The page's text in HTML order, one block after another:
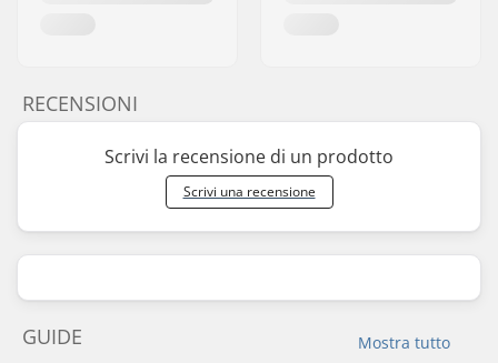
RECENSIONI
Scrivi la recensione di un prodotto
Scrivi una recensione
Mostra tutto
GUIDE